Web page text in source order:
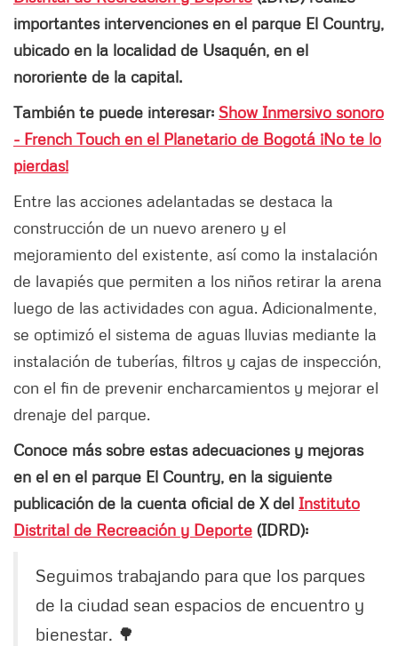
importantes intervenciones en el parque El Country,
ubicado en la localidad de Usaquén, en el
nororiente de la capital.
También te puede interesar: Show Inmersivo sonoro
- French Touch en el Planetario de Bogotá ¡No te lo
pierdas!
Entre las acciones adelantadas se destaca la
construcción de un nuevo arenero y el
mejoramiento del existente, así como la instalación
de lavapiés que permiten a los niños retirar la arena
luego de las actividades con agua. Adicionalmente,
se optimizó el sistema de aguas lluvias mediante la
instalación de tuberías, filtros y cajas de inspección,
con el fin de prevenir encharcamientos y mejorar el
drenaje del parque.
Conoce más sobre estas adecuaciones y mejoras
en el en el parque El Country, en la siguiente
publicación de la cuenta oficial de X del Instituto
Distrital de Recreación y Deporte (IDRD):
Seguimos trabajando para que los parques
de la ciudad sean espacios de encuentro y
bienestar. 🌳